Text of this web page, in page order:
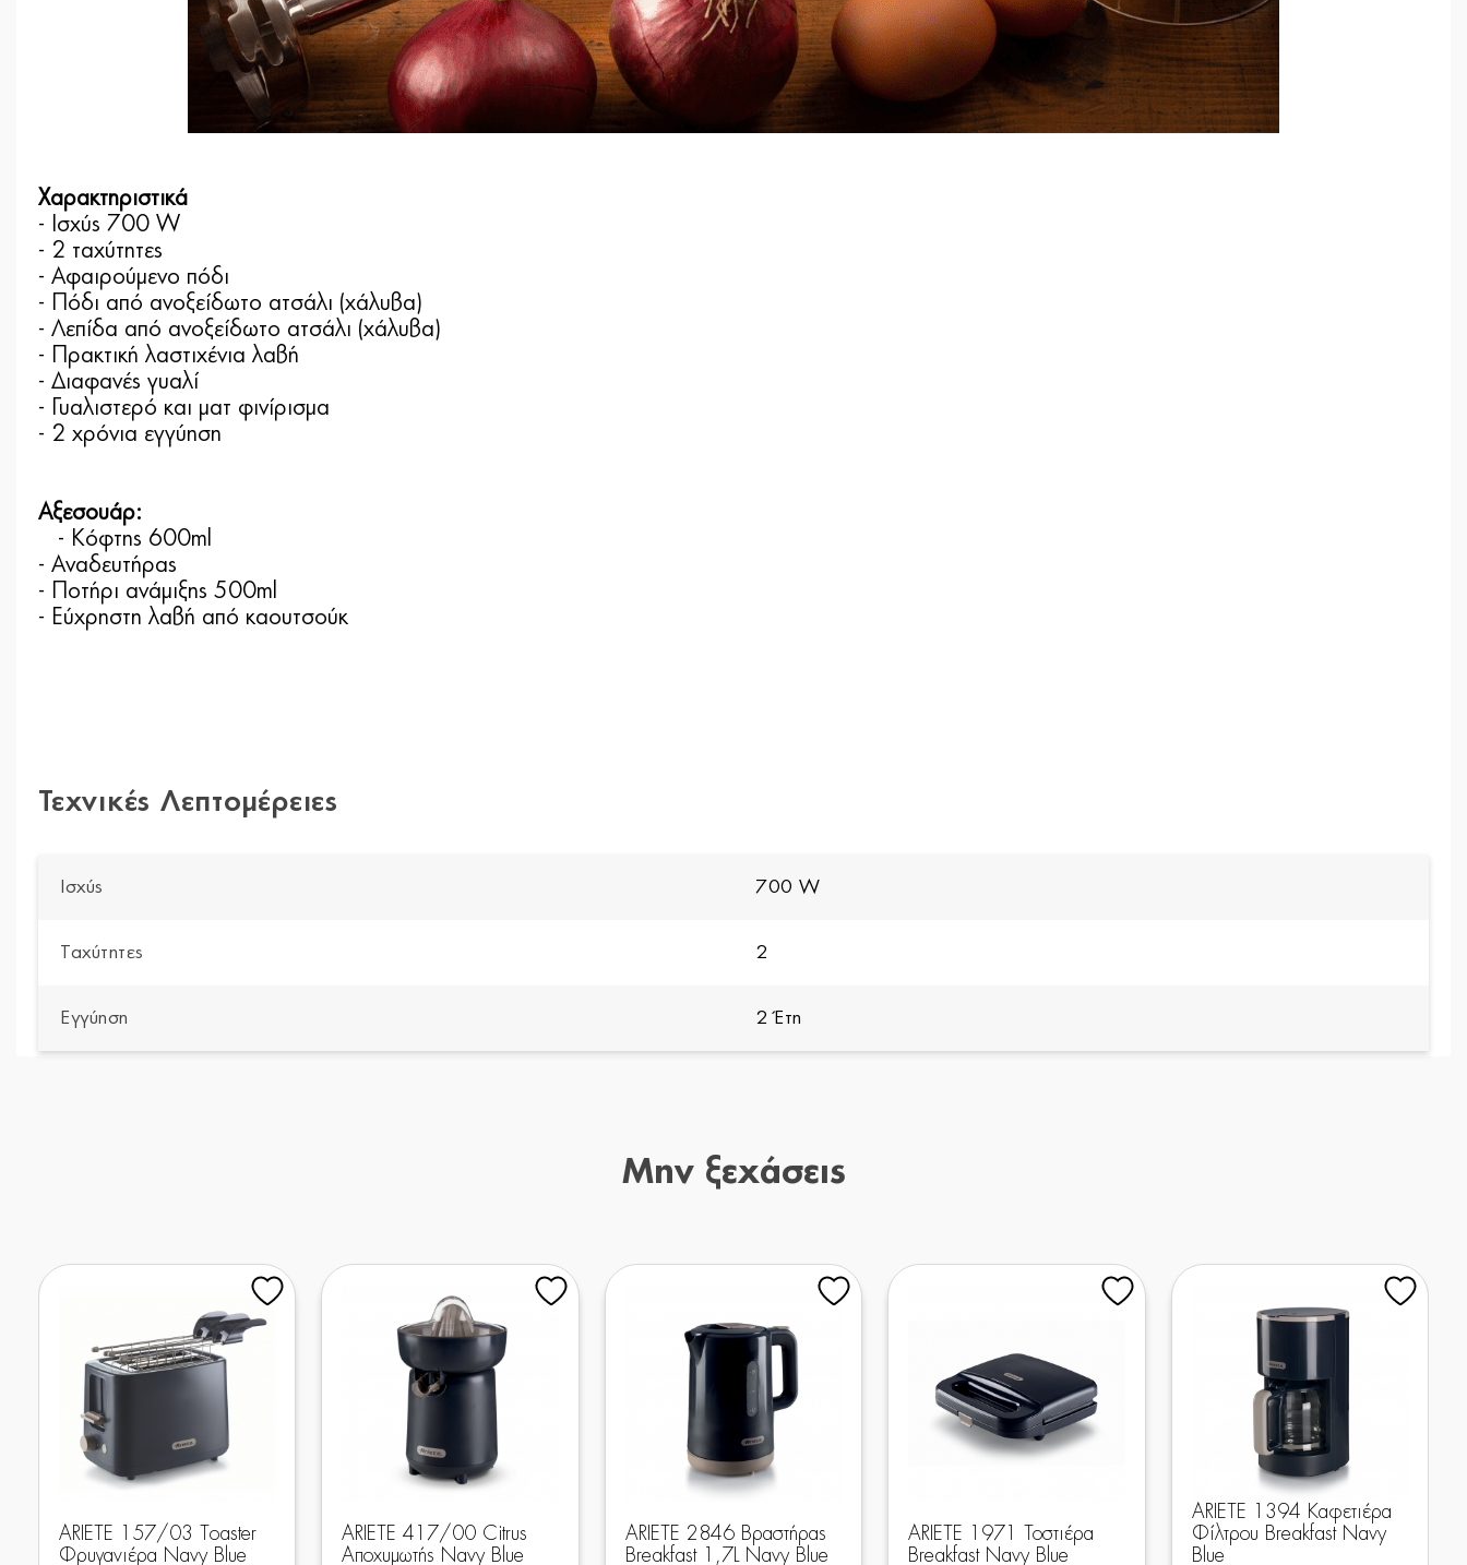
Χαρακτηριστικά
- Ισχύς 700 W
- 2 ταχύτητες
- Αφαιρούμενο πόδι
- Πόδι από ανοξείδωτο ατσάλι (χάλυβα)
- Λεπίδα από ανοξείδωτο ατσάλι (χάλυβα)
- Πρακτική λαστιχένια λαβή
- Διαφανές γυαλί
- Γυαλιστερό και ματ φινίρισμα
- 2 χρόνια εγγύηση
Αξεσουάρ:
- Κόφτης 600ml
- Αναδευτήρας
- Ποτήρι ανάμιξης 500ml
- Εύχρηστη λαβή από καουτσούκ
Τεχνικές Λεπτομέρειες
Ισχύς 700 W
Ταχύτητες 2
Εγγύηση 2 Έτη
Μην ξεχάσεις
ARIETE 157/03 Toaster
Φρυγανιέρα Navy Blue
ARIETE 417/00 Citrus
Αποχυμωτής Navy Blue
ARIETE 2846 Βραστήρας
Breakfast 1,7L Navy Blue
ARIETE 1971 Τοστιέρα
Breakfast Navy Blue
ARIETE 1394 Καφετιέρα
Φίλτρου Breakfast Navy
Blue